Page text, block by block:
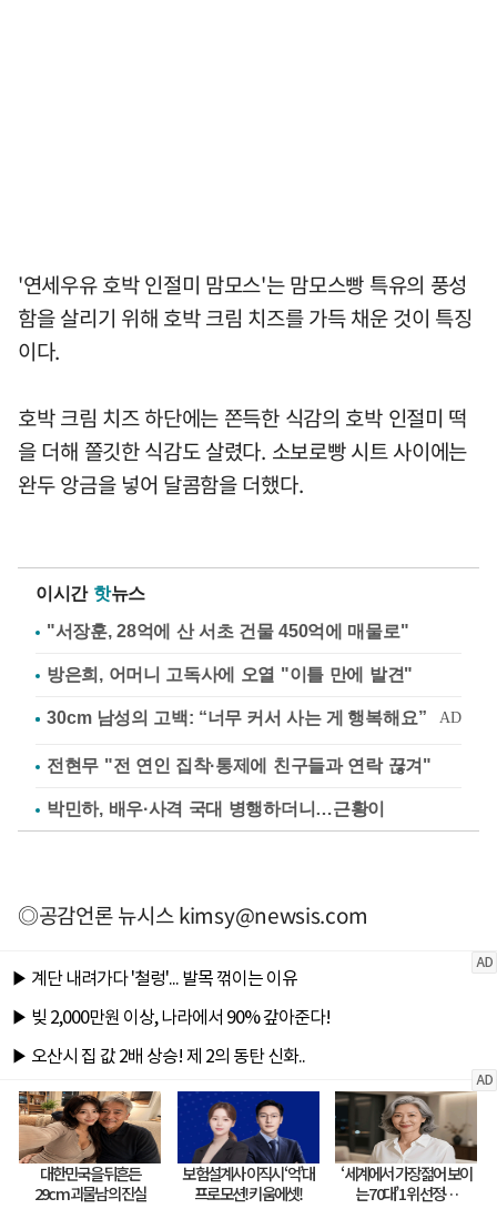
'연세우유 호박 인절미 맘모스'는 맘모스빵 특유의 풍성
함을 살리기 위해 호박 크림 치즈를 가득 채운 것이 특징
이다.
호박 크림 치즈 하단에는 쫀득한 식감의 호박 인절미 떡
을 더해 쫄깃한 식감도 살렸다. 소보로빵 시트 사이에는
완두 앙금을 넣어 달콤함을 더했다.
이시간 핫뉴스
"서장훈, 28억에 산 서초 건물 450억에 매물로"
방은희, 어머니 고독사에 오열 "이틀 만에 발견"
전현무 "전 연인 집착·통제에 친구들과 연락 끊겨"
박민하, 배우·사격 국대 병행하더니…근황이
◎공감언론 뉴시스kimsy@newsis.com